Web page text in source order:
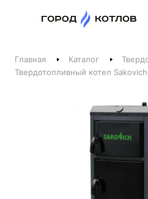
Телефоны
+375 29 237-06-41
+375 44 521-06-41
Заказать звонок
Главная Каталог
Твердотопливный котел Sakovich